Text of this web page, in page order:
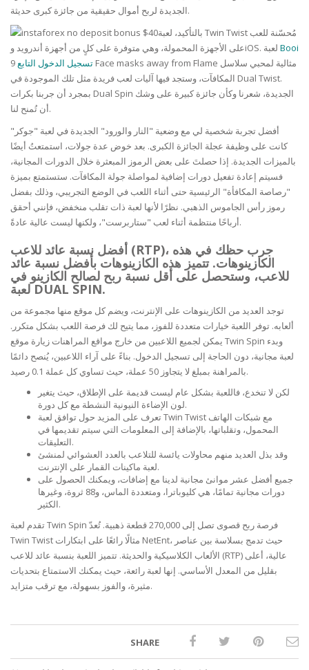
الجديدة لربح أموال حقيقية من جائزة كبرى حديثة.
بالتأكيد، لعبة Twin Twist مُحسّنة للعب
Booi
تسجيل الدخول التابع9 Face masks away from Flame مثالية لمحبي سلاسل
المكافآت، وستجد فيها آليات لعب فريدة مثل تلك الموجودة في Dual Twist.
بمجرد أن جربنا بكرات Dual Spin الجديدة، شعرنا وكأن جائزة كبيرة على وشك
أن تُمنح لنا.
أفضل تجربة شخصية لي مع وضعية "النار والورود" الجديدة في لعبة "جوكر"
كانت على وظيفة عجلة الجائزة الكبرى. بعد خوض عدة جولات، استمتعتُ أيضًا
بالميزات الجديدة. إذا حصلتَ على بعض الرموز المبعثرة خلال الدورات المجانية،
فسيتم إعادة تفعيل دورات إضافية لمواصلة جولة المكافآت. ستستمتع بميزة
"رصاصة المكافأة" الرئيسية حتى أثناء اللعب في الوضع التجريبي، وذلك بفضل
رموز رأس الجاموس الذهبي. نظرًا لأنها لعبة ذات تقلب منخفض، فإنني أحقق
أرباحًا منتظمة أثناء لعب "ستاربرست"، ولكنها ليست عالية عادةً.
أفضل نسبة عائد للاعب (RTP)، جرب حظك في هذه
الكازينوهات. تتميز هذه الكازينوهات بأفضل نسبة عائد
للاعب، وستحصل على أقل نسبة ربح لصالح الكازينو في
لعبة DUAL SPIN.
توجد العديد من الكازينوهات على الإنترنت، ويضم كل موقع منها مجموعة من
ألعابه. توفر اللعبة خيارات متعددة للفوز، مما يتيح لك فرصة اللعب بشكل متكرر.
يمكن لجميع اللاعبين من خارج مواقع المراهنات زيارة موقع Twin Spin وبدء
لعبة مجانية، دون الحاجة إلى تسجيل الدخول. بناءً على آراء اللاعبين، يُنصح دائمًا
بالمراهنة بمبلغ لا يتجاوز 50 عملة، حيث تساوي كل عملة 0.1 رصيد.
لكن لا تنخدع، فاللعبة بشكل عام ليست قديمة على الإطلاق، حيث يتغير
لون الإضاءة النيونية النشطة مع كل دورة.
تعرف على المزيد حول توافق لعبة Twin Twist مع شبكات الهاتف
المحمول، وتقلباتها، بالإضافة إلى المعلومات التي سيتم تقديمها في
التعليقات.
وقد بذل العديد منهم محاولات يائسة للتلاعب بالعدد العشوائي لمنشئ
لعبة ماكينات القمار على الإنترنت.
جميع أفضل عشر موانئ مجانية لدينا مع إضافات، ويمكنك الحصول على
دورات مجانية تمامًا، هي كليوباترا، ومتعددة الماس، و88 ثروة، وغيرها
الكثير.
تقدم لعبة Twin Spin فرصة ربح قصوى تصل إلى 270,000 قطعة ذهبية. تُعدّ
Twin Twist مثالًا رائعًا على ابتكارات NetEnt، حيث تدمج بسلاسة بين عناصر
الألعاب الكلاسيكية والحديثة. تتميز اللعبة بنسبة عائد للاعب (RTP) عالية، أعلى
بقليل من المعدل الأساسي. إنها لعبة رائعة، حيث يمكنك الاستمتاع بتحديات
مثيرة، والفوز بسهولة، مع ترقب متزايد.
SHARE